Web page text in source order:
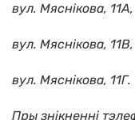
вул. Мяснiкова, 11А,
вул. Мяснiкова, 11В,
вул. Мяснiкова, 11Г.
Пры знікненні